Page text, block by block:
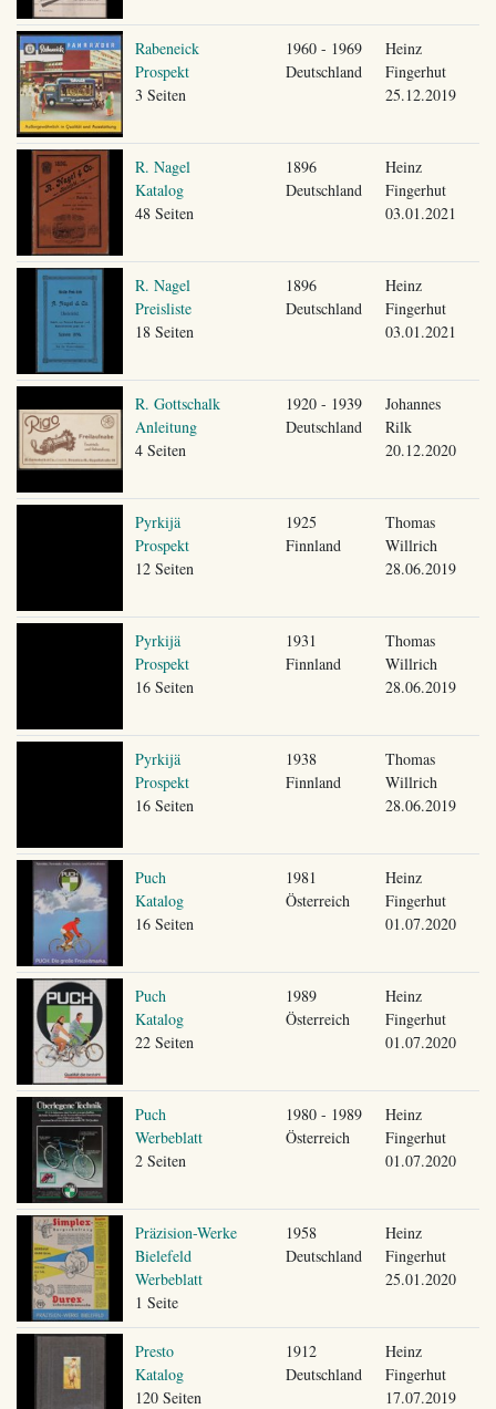
Rabeneick
Prospekt
3 Seiten
1960 - 1969
Deutschland
Heinz
Fingerhut
25.12.2019
R. Nagel
Katalog
48 Seiten
1896
Deutschland
Heinz
Fingerhut
03.01.2021
R. Nagel
Preisliste
18 Seiten
1896
Deutschland
Heinz
Fingerhut
03.01.2021
R. Gottschalk
Anleitung
4 Seiten
1920 - 1939
Deutschland
Johannes
Rilk
20.12.2020
Pyrkijä
Prospekt
12 Seiten
1925
Finnland
Thomas
Willrich
28.06.2019
Pyrkijä
Prospekt
16 Seiten
1931
Finnland
Thomas
Willrich
28.06.2019
Pyrkijä
Prospekt
16 Seiten
1938
Finnland
Thomas
Willrich
28.06.2019
Puch
Katalog
16 Seiten
1981
Österreich
Heinz
Fingerhut
01.07.2020
Puch
Katalog
22 Seiten
1989
Österreich
Heinz
Fingerhut
01.07.2020
Puch
Werbeblatt
2 Seiten
1980 - 1989
Österreich
Heinz
Fingerhut
01.07.2020
Präzision-Werke
Bielefeld
Werbeblatt
1 Seite
1958
Deutschland
Heinz
Fingerhut
25.01.2020
Presto
Katalog
120 Seiten
1912
Deutschland
Heinz
Fingerhut
17.07.2019